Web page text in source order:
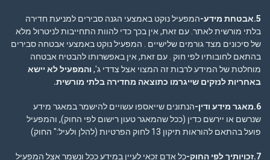
5.אבטחת מידע-
המפעיל נוקט באמצעי הגנה סבירים למניעת חדירה
בלתי מורשית לאתר. עם זאת, אין בכך כדי להוות התחייבות לניטרול מלא
של סיכונים מצד גורמים שלישיים . המפעיל נוקט באמצעי אבטחה סבירים
בהתאם לחובותיו לפי חוק . עם זאת, אין באפשרותו להבטיח אבטחה
מוחלטת של המידע לרבות זה המצוי אצל צדדי ג', והמפעיל לא יישא
באחריות לנזקים שייגרמו כתוצאה מחדירה בלתי מורשית.
6.מאגר מידע ודין-
הנתונים שייאספו עשויים להישמר במאגר מידע
שנרשם או יירשם כדין (ככל שהמאגר טעון רישום לפי החוק), והמפעיל
פועל בהתאם להוראות תיקון 13 לחוק הפרטיות (להלן ולעיל:" החוק)
7.זכויותיך לפי החוק-
כל אדם זכאי לעיין במידע ככל ונשמר אצל המפעיל